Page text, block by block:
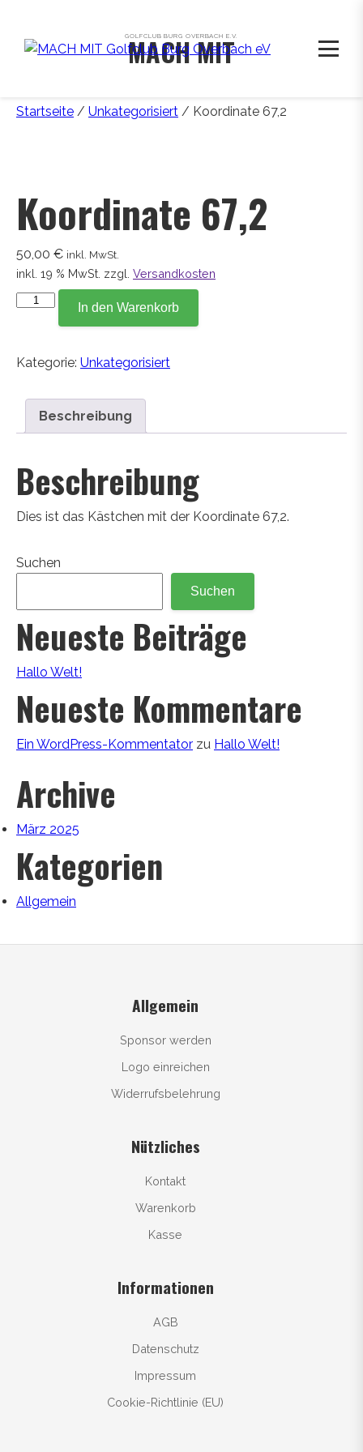
GOLFCLUB BURG OVERBACH E.V.
MACH MIT
Startseite / Unkategorisiert / Koordinate 67,2
Koordinate 67,2
50,00 € inkl. MwSt.
inkl. 19 % MwSt. zzgl. Versandkosten
Koordinate
In den Warenkorb
Kategorie: Unkategorisiert
Beschreibung
Beschreibung
Dies ist das Kästchen mit der Koordinate 67,2.
Suchen
Suchen
Neueste Beiträge
Hallo Welt!
Neueste Kommentare
Ein WordPress-Kommentator zu Hallo Welt!
Archive
März 2025
Kategorien
Allgemein
Allgemein
Sponsor werden
Logo einreichen
Widerrufsbelehrung
Nützliches
Kontakt
Warenkorb
Kasse
Informationen
AGB
Datenschutz
Impressum
Cookie-Richtlinie (EU)